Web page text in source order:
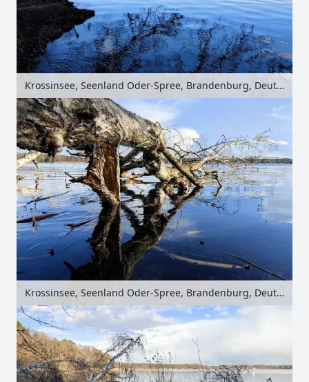
Krossinsee, Seenland Oder-Spree, Brandenburg, Deutschland
Krossinsee, Seenland Oder-Spree, Brandenburg, Deutschland